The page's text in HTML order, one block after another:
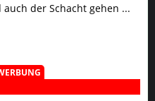
der Schacht gehen ...